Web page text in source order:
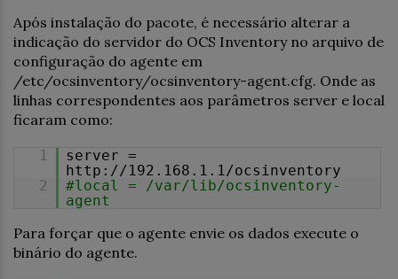
Após instalação do pacote, é necessário alterar a
indicação do servidor do OCS Inventory no arquivo de
configuração do agente em
/etc/ocsinventory/ocsinventory-agent.cfg. Onde as
linhas correspondentes aos parâmetros server e local
ficaram como:
1
server =
http://192.168.1.1/ocsinventory
2
#local = /var/lib/ocsinventory-
agent
Para forçar que o agente envie os dados execute o
binário do agente.